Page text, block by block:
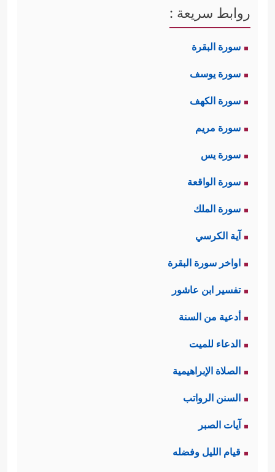
روابط سريعة :
سورة البقرة
سورة يوسف
سورة الكهف
سورة مريم
سورة يس
سورة الواقعة
سورة الملك
آية الكرسي
اواخر سورة البقرة
تفسير ابن عاشور
أدعية من السنة
الدعاء للميت
الصلاة الإبراهيمية
السنن الرواتب
آيات الصبر
قيام الليل وفضله